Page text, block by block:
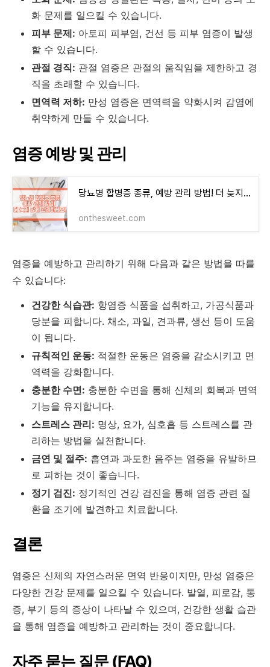
화 문제를 일으킬 수 있습니다.
피부 문제: 아토피 피부염, 건선 등 피부 염증이 발생
할 수 있습니다.
관절 경직: 관절 염증은 관절의 움직임을 제한하고 경
직을 초래할 수 있습니다.
면역력 저하: 만성 염증은 면역력을 약화시켜 감염에
취약하게 만들 수 있습니다.
염증 예방 및 관리
당뇨병 합병증 종류, 예방 관리 방법! 더 늦지 않게 관리하세요!
onthesweet.com
염증을 예방하고 관리하기 위해 다음과 같은 방법을 따를
수 있습니다:
건강한 식습관: 항염증 식품을 섭취하고, 가공식품과
당분을 피합니다. 채소, 과일, 견과류, 생선 등이 도움
이 됩니다.
규칙적인 운동: 적절한 운동은 염증을 감소시키고 면
역력을 강화합니다.
충분한 수면: 충분한 수면을 통해 신체의 회복과 면역
기능을 유지합니다.
스트레스 관리: 명상, 요가, 심호흡 등 스트레스를 관
리하는 방법을 실천합니다.
금연 및 절주: 흡연과 과도한 음주는 염증을 유발하므
로 피하는 것이 좋습니다.
정기 검진: 정기적인 건강 검진을 통해 염증 관련 질
환을 조기에 발견하고 치료합니다.
결론
염증은 신체의 자연스러운 면역 반응이지만, 만성 염증은
다양한 건강 문제를 일으킬 수 있습니다. 발열, 피로감, 통
증, 부기 등의 증상이 나타날 수 있으며, 건강한 생활 습관
을 통해 염증을 예방하고 관리하는 것이 중요합니다.
자주 묻는 질문 (FAQ)